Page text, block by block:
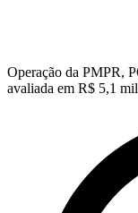
Operação da PMPR,
avaliada em R$ 5,1